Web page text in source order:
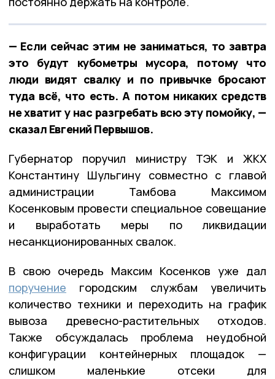
— Если сейчас этим не заниматься, то завтра
это будут кубометры мусора, потому что
люди видят свалку и по привычке бросают
туда всё, что есть. А потом никаких средств
не хватит у нас разгребать всю эту помойку, —
сказал Евгений Первышов.
Губернатор поручил министру ТЭК и ЖКХ
Константину Шульгину совместно с главой
администрации Тамбова Максимом
Косенковым провести специальное совещание
и выработать меры по ликвидации
несанкционированных свалок.
В свою очередь Максим Косенков уже дал
поручение городским службам увеличить
количество техники и переходить на график
вывоза древесно-растительных отходов.
Также обсуждалась проблема неудобной
конфигурации контейнерных площадок —
слишком маленькие отсеки для